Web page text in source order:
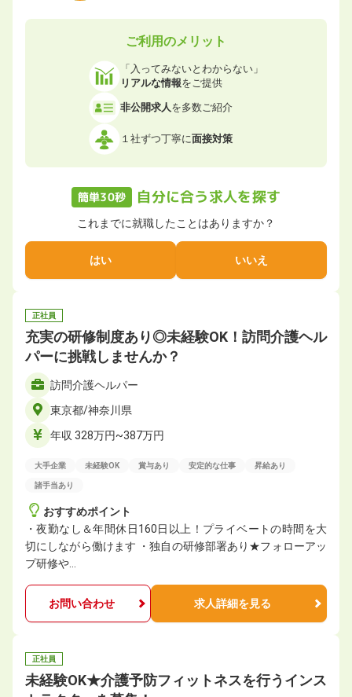
ご利用のメリット
「入ってみないとわからない」
リアルな情報をご提供
非公開求人を多数ご紹介
１社ずつ丁寧に面接対策
簡単30秒 自分に合う求人を探す
これまでに就職したことはありますか？
はい いいえ
正社員
充実の研修制度あり◎未経験OK！訪問介護ヘル
パーに挑戦しませんか？
訪問介護ヘルパー
東京都/神奈川県
年収 328万円~387万円
大手企業 未経験OK 賞与あり 安定的な仕事 昇給あり
諸手当あり
おすすめポイント
・夜勤なし＆年間休日160日以上！プライベートの時間を大
切にしながら働けます ・独自の研修部署あり★フォローアッ
プ研修や…
お問い合わせ 求人詳細を見る
正社員
未経験OK★介護予防フィットネスを行うインス